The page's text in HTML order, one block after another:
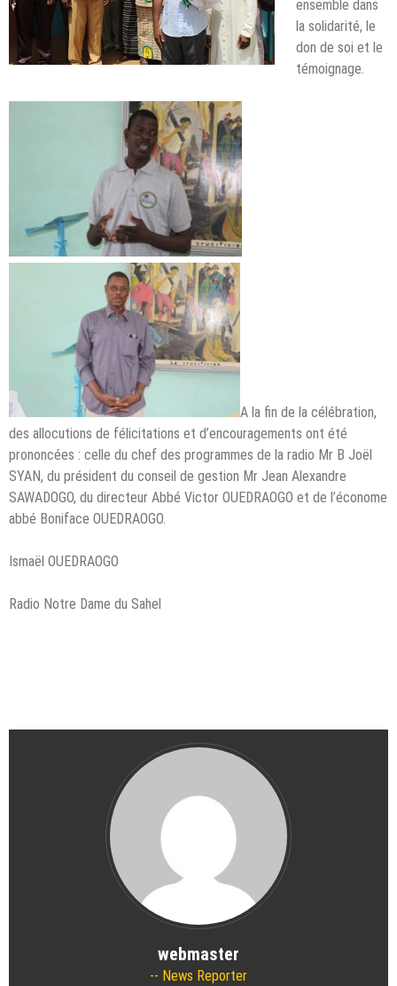
ensemble dans
la solidarité, le
don de soi et le
témoignage.
A la fin de la célébration,
des allocutions de félicitations et d’encouragements ont été
prononcées : celle du chef des programmes de la radio Mr B Joël
SYAN, du président du conseil de gestion Mr Jean Alexandre
SAWADOGO, du directeur Abbé Victor OUEDRAOGO et de l’économe
abbé Boniface OUEDRAOGO.
Ismaël OUEDRAOGO
Radio Notre Dame du Sahel
webmaster
News Reporter